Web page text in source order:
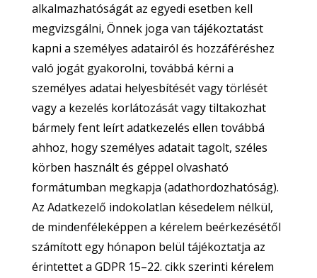
alkalmazhatóságát az egyedi esetben kell
megvizsgálni, Önnek joga van tájékoztatást
kapni a személyes adatairól és hozzáféréshez
való jogát gyakorolni, továbbá kérni a
személyes adatai helyesbítését vagy törlését
vagy a kezelés korlátozását vagy tiltakozhat
bármely fent leírt adatkezelés ellen továbbá
ahhoz, hogy személyes adatait tagolt, széles
körben használt és géppel olvasható
formátumban megkapja (adathordozhatóság).
Az Adatkezelő indokolatlan késedelem nélkül,
de mindenféleképpen a kérelem beérkezésétől
számított egy hónapon belül tájékoztatja az
érintettet a GDPR 15–22. cikk szerinti kérelem